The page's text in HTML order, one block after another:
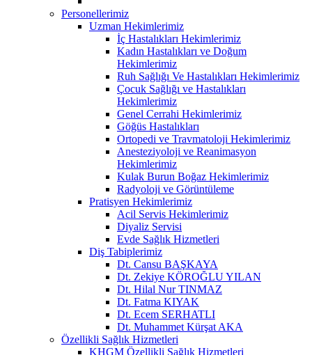
Personellerimiz
Uzman Hekimlerimiz
İç Hastalıkları Hekimlerimiz
Kadın Hastalıkları ve Doğum
Hekimlerimiz
Ruh Sağlığı Ve Hastalıkları Hekimlerimiz
Çocuk Sağlığı ve Hastalıkları
Hekimlerimiz
Genel Cerrahi Hekimlerimiz
Göğüs Hastalıkları
Ortopedi ve Travmatoloji Hekimlerimiz
Anesteziyoloji ve Reanimasyon
Hekimlerimiz
Kulak Burun Boğaz Hekimlerimiz
Radyoloji ve Görüntüleme
Pratisyen Hekimlerimiz
Acil Servis Hekimlerimiz
Diyaliz Servisi
Evde Sağlık Hizmetleri
Diş Tabiplerimiz
Dt. Cansu BAŞKAYA
Dt. Zekiye KÖROĞLU YILAN
Dt. Hilal Nur TINMAZ
Dt. Fatma KIYAK
Dt. Ecem SERHATLI
Dt. Muhammet Kürşat AKA
Özellikli Sağlık Hizmetleri
KHGM Özellikli Sağlık Hizmetleri